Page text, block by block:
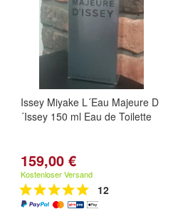
Issey Miyake L´Eau Majeure D
´Issey 150 ml Eau de Toilette
159,00 €
Kostenloser Versand
12